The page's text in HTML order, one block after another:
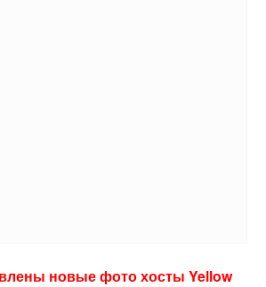
новые фото хосты Yellow